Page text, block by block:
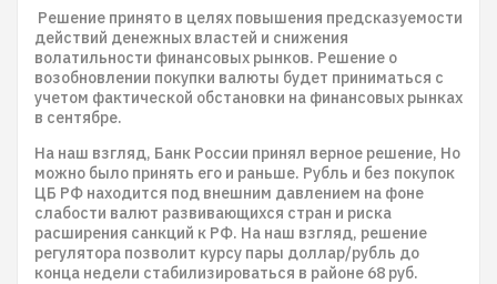
Решение принято в целях повышения предсказуемости
действий денежных властей и снижения
волатильности финансовых рынков. Решение о
возобновлении покупки валюты будет приниматься с
учетом фактической обстановки на финансовых рынках
в сентябре.
На наш взгляд, Банк России принял верное решение, Но
можно было принять его и раньше. Рубль и без покупок
ЦБ РФ находится под внешним давлением на фоне
слабости валют развивающихся стран и риска
расширения санкций к РФ. На наш взгляд, решение
регулятора позволит курсу пары доллар/рубль до
конца недели стабилизироваться в районе 68 руб.